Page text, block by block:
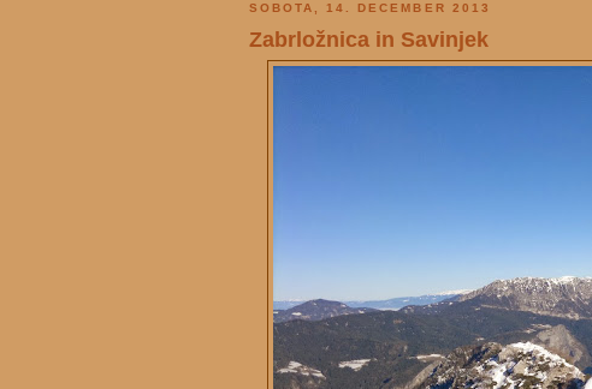
SOBOTA, 14. DECEMBER 2013
Zabrložnica in Savinjek